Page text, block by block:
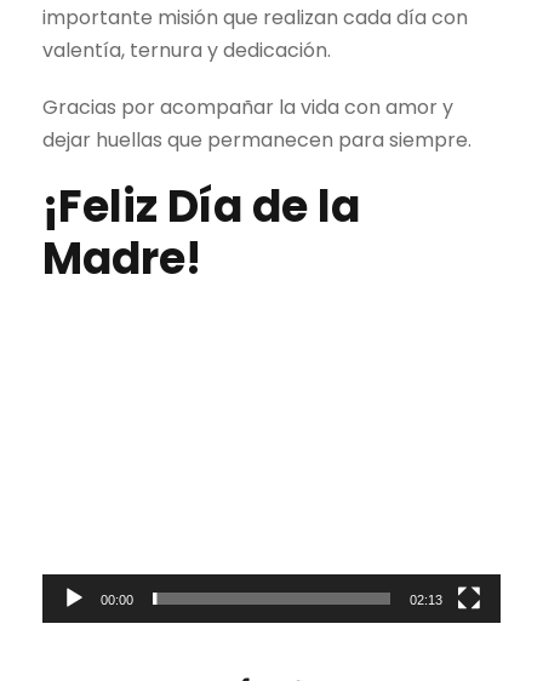
importante misión que realizan cada día con
valentía, ternura y dedicación.
​Gracias por acompañar la vida con amor y
dejar huellas que permanecen para siempre.
¡Feliz Día de la
Madre!
u
00:00 02:13